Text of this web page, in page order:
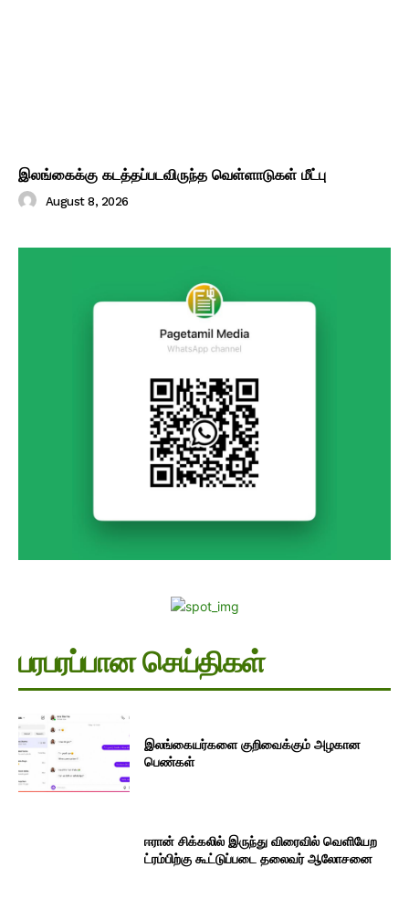
இலங்கைக்கு கடத்தப்படவிருந்த வெள்ளாடுகள் மீட்பு
August 8, 2026
பரபரப்பான செய்திகள்
இலங்கையர்களை குறிவைக்கும் அழகான
பெண்கள்
ஈரான் சிக்கலில் இருந்து விரைவில் வெளியேற
ட்ரம்பிற்கு கூட்டுப்படை தலைவர் ஆலோசனை